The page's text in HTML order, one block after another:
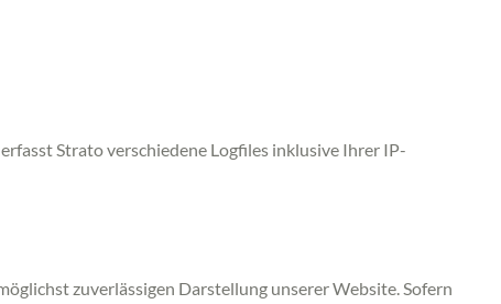
Strato verschiedene Logfiles inklusive Ihrer IP-
zuverlässigen Darstellung unserer Website. Sofern